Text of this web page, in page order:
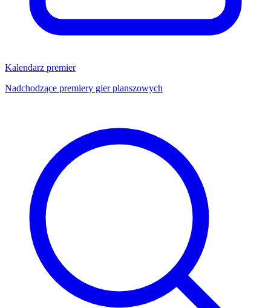
Kalendarz premier
Nadchodzące premiery gier planszowych